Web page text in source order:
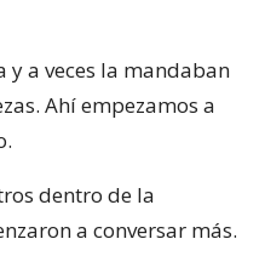
y a veces la mandaban
Ahí empezamos a
dentro de la
a conversar más.